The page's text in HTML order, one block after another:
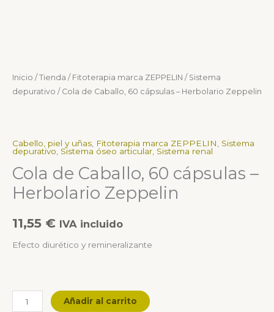
Inicio / Tienda / Fitoterapia marca ZEPPELIN / Sistema
depurativo / Cola de Caballo, 60 cápsulas – Herbolario Zeppelin
Cabello, piel y uñas, Fitoterapia marca ZEPPELIN, Sistema
depurativo, Sistema óseo articular, Sistema renal
Cola de Caballo, 60 cápsulas –
Herbolario Zeppelin
11,55 € IVA incluido
Efecto diurético y remineralizante
Añadir al carrito